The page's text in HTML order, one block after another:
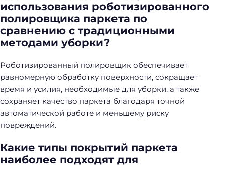
использования роботизированного
полировщика паркета по
сравнению с традиционными
методами уборки?
Роботизированный полировщик обеспечивает
равномерную обработку поверхности, сокращает
время и усилия, необходимые для уборки, а также
сохраняет качество паркета благодаря точной
автоматической работе и меньшему риску
повреждений.
Какие типы покрытий паркета
наиболее подходят для